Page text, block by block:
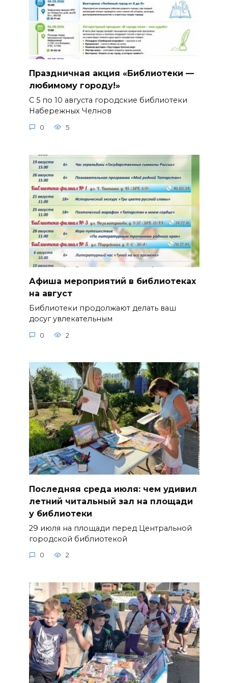
Праздничная акция «Библиотеки —
любимому городу!»
С 5 по 10 августа городские библиотеки
Набережных Челнов
0 5
Афиша мероприятий в библиотеках
на август
Библиотеки продолжают делать ваш
досуг увлекательным
0 2
Последняя среда июля: чем удивил
летний читальный зал на площади
у библиотеки
29 июля на площади перед Центральной
городской библиотекой
0 2